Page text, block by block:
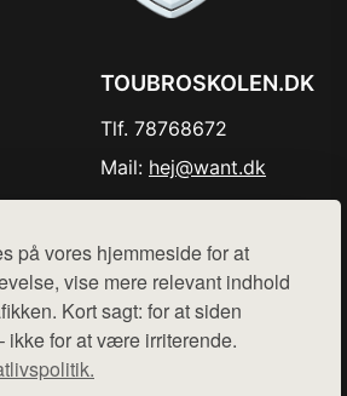
på vores hjemmeside for at
vise mere relevant indhold
Kort sagt: for at siden
ikke for at være irriterende.
TOUBROSKOLEN.DK
Tlf. 78768672
Mail: hej@want.dk
want.dk, der udgiver en række
af forskellige produkter fra
sælges ikke varer fra denne side - vi